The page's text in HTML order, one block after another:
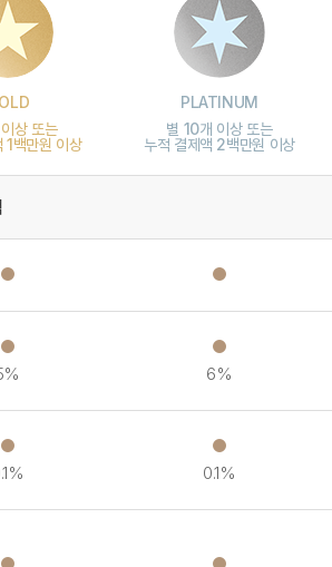
상 또는
1백만원 이상
PLATINUM
별 10개 이상 또는
누적 결제액 2백만원 이상
6%
0.1%